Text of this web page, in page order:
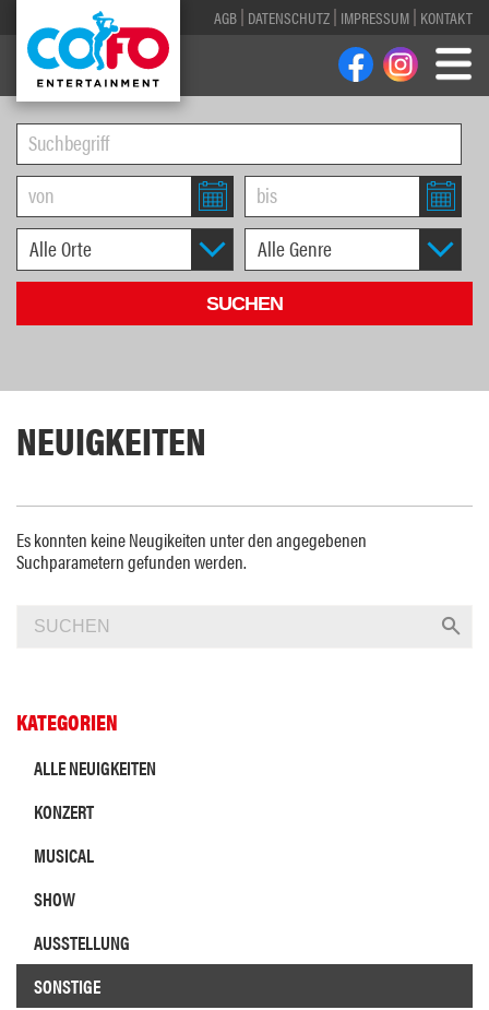
AGB DATENSCHUTZ IMPRESSUM KONTAKT
NEUIGKEITEN
Es konnten keine Neugikeiten unter den angegebenen
Suchparametern gefunden werden.
KATEGORIEN
ALLE NEUIGKEITEN
KONZERT
MUSICAL
SHOW
AUSSTELLUNG
SONSTIGE